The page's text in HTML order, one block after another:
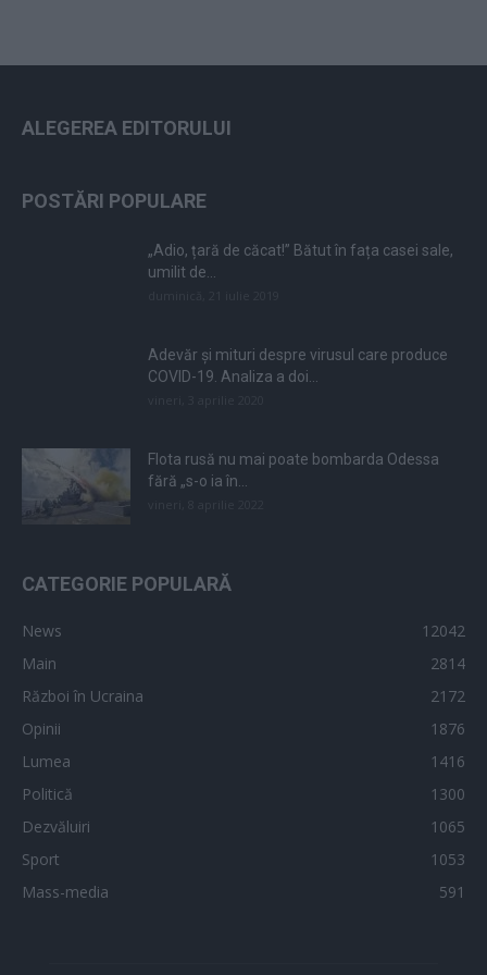
ALEGEREA EDITORULUI
POSTĂRI POPULARE
„Adio, țară de căcat!” Bătut în fața casei sale,
umilit de...
Adevăr și mituri despre virusul care produce
COVID-19. Analiza a doi...
Flota rusă nu mai poate bombarda Odessa
fără „s-o ia în...
CATEGORIE POPULARĂ
News
12042
Main
2814
Război în Ucraina
2172
Opinii
1876
Lumea
1416
Politică
1300
Dezvăluiri
1065
Sport
1053
Mass-media
591